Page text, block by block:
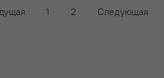
1 2 Следующая